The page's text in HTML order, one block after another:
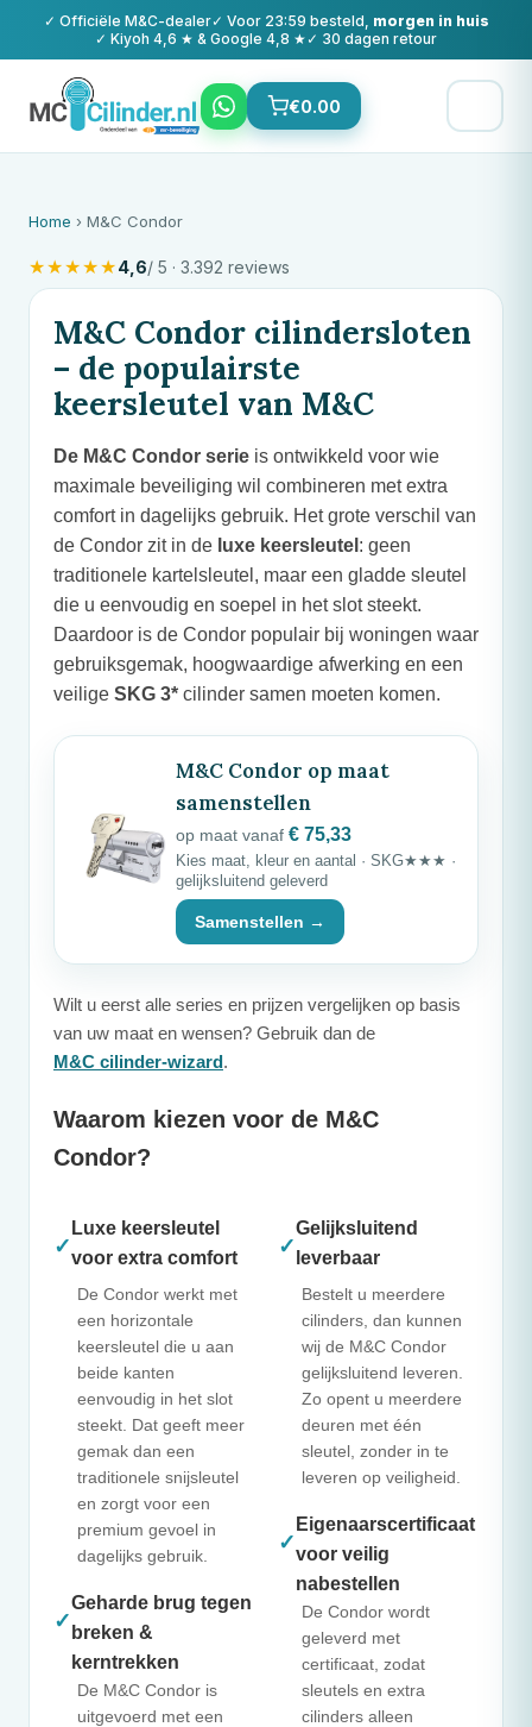
✓ Officiële M&C-dealer✓ Voor 23:59 besteld, morgen in huis
✓ Kiyoh 4,6 ★ & Google 4,8 ★ ✓ 30 dagen retour
€0.00
Home › M&C Condor
★★★★★4,6/ 5 · 3.392 reviews
M&C Condor cilindersloten
– de populairste
keersleutel van M&C
De M&C Condor serie is ontwikkeld voor wie
maximale beveiliging wil combineren met extra
comfort in dagelijks gebruik. Het grote verschil van
de Condor zit in de luxe keersleutel : geen
traditionele kartelsleutel, maar een gladde sleutel
die u eenvoudig en soepel in het slot steekt.
Daardoor is de Condor populair bij woningen waar
gebruiksgemak, hoogwaardige afwerking en een
veilige SKG 3* cilinder samen moeten komen.
M&C Condor op maat
samenstellen
op maat vanaf € 75,33
Kies maat, kleur en aantal · SKG★★★ ·
gelijksluitend geleverd
Samenstellen →
Wilt u eerst alle series en prijzen vergelijken op basis
van uw maat en wensen? Gebruik dan de
M&C cilinder-wizard.
Waarom kiezen voor de M&C
Condor?
✓
Luxe keersleutel
voor extra comfort
De Condor werkt met
een horizontale
keersleutel die u aan
beide kanten
eenvoudig in het slot
steekt. Dat geeft meer
gemak dan een
traditionele snijsleutel
en zorgt voor een
premium gevoel in
dagelijks gebruik.
✓
Geharde brug tegen
breken &
kerntrekken
De M&C Condor is
uitgevoerd met een
✓
Gelijksluitend
leverbaar
Bestelt u meerdere
cilinders, dan kunnen
wij de M&C Condor
gelijksluitend leveren.
Zo opent u meerdere
deuren met één
sleutel, zonder in te
leveren op veiligheid.
✓
Eigenaarscertificaat
voor veilig
nabestellen
De Condor wordt
geleverd met
certificaat, zodat
sleutels en extra
cilinders alleen